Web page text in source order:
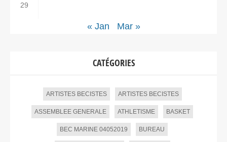
29
« Jan Mar »
CATÉGORIES
ARTISTES BECISTES ARTISTES BECISTES
ASSEMBLEE GENERALE ATHLETISME BASKET
BEC MARINE 04052019 BUREAU